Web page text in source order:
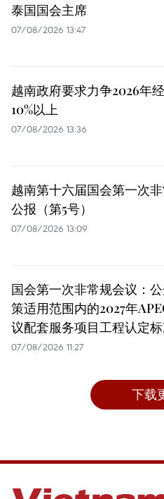
泰国国会主席
07/08/2026 13:47
越南政府要求力争2026年
10%以上
07/08/2026 13:36
越南第十六届国会第一次
公报（第5号）
07/08/2026 13:09
国会第一次非常规会议：
策适用范围内的2027年
议配套服务项目工程认定
07/08/2026 11:27
下载